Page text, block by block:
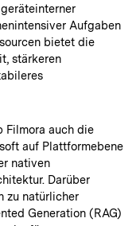
Aufgaben
bietet die
stärkeren
Filmora auch die
auf Plattformebene
nativen
Darüber
zu natürlicher
Generation (RAG)